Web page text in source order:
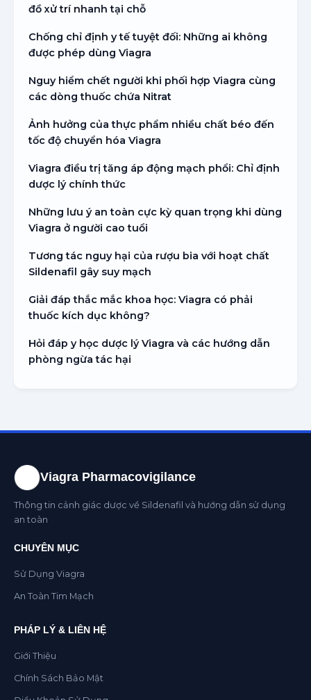
đồ xử trí nhanh tại chỗ
Chống chỉ định y tế tuyệt đối: Những ai không
được phép dùng Viagra
Nguy hiểm chết người khi phối hợp Viagra cùng
các dòng thuốc chứa Nitrat
Ảnh hưởng của thực phẩm nhiều chất béo đến
tốc độ chuyển hóa Viagra
Viagra điều trị tăng áp động mạch phổi: Chỉ định
dược lý chính thức
Những lưu ý an toàn cực kỳ quan trọng khi dùng
Viagra ở người cao tuổi
Tương tác nguy hại của rượu bia với hoạt chất
Sildenafil gây suy mạch
Giải đáp thắc mắc khoa học: Viagra có phải
thuốc kích dục không?
Hỏi đáp y học dược lý Viagra và các hướng dẫn
phòng ngừa tác hại
Viagra Pharmacovigilance
Thông tin cảnh giác dược về Sildenafil và hướng dẫn sử dụng
an toàn
CHUYÊN MỤC
Sử Dụng Viagra
An Toàn Tim Mạch
PHÁP LÝ & LIÊN HỆ
Giới Thiệu
Chính Sách Bảo Mật